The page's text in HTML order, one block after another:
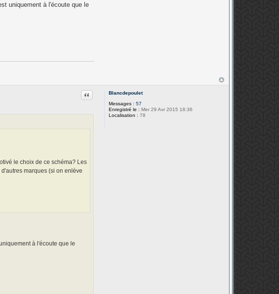
uniquement à l'écoute que le
Blancdepoulet
Messages : 57
Enregistré le : Mer 29 Avr 2015 18:36
Localisation : 78
Citation
le choix de ce schéma? Les
marques (si on enlève
à l'écoute que le